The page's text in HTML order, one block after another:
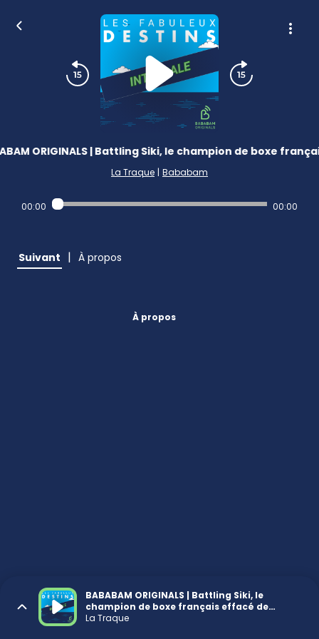
ORIGINALS | Battling Siki, le champion de boxe
La Traque | Bababam
00:00 00:00
Suivant | À propos
À propos
BABABAM ORIGINALS | Battling Siki, le
champion de boxe français effacé de
l’Histoire
La Traque